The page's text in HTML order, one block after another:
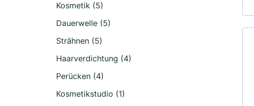
Kosmetik (5)
Dauerwelle (5)
Strähnen (5)
Haarverdichtung (4)
Perücken (4)
Kosmetikstudio (1)